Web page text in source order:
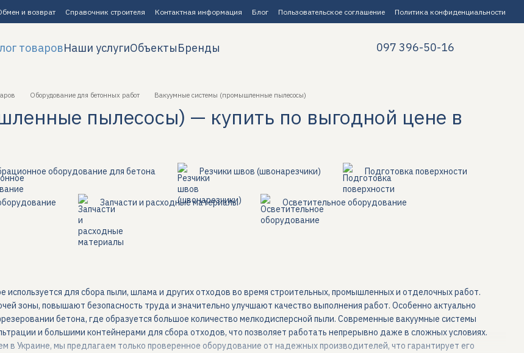
и возврат Справочник строителя Контактная информация Блог Пользовательское соглашение Политика конфиденциальности
товаровНаши услугиОбъектыБренды 097 396-50-16
Оборудование для бетонных работ Вакуумные системы (промышленные пылесосы)
пылесосы) — купить по выгодной цене в
оборудование для бетона Резчики швов (швонарезчики) Подготовка поверхности
Запчасти и расходные материалы Осветительное оборудование
для сбора пыли, шлама и других отходов во время строительных, промышленных и отделочных работ.
зоны, повышают безопасность труда и значительно улучшают качество выполнения работ. Особенно актуально
бетона, где образуется большое количество мелкодисперсной пыли. Современные вакуумные системы
и большими контейнерами для сбора отходов, что позволяет работать непрерывно даже в сложных условиях.
Украине, мы предлагаем только проверенное оборудование от надежных производителей, что гарантирует его